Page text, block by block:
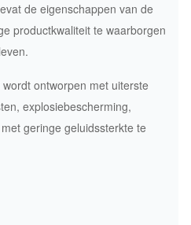
de eigenschappen van de
productkwaliteit te waarborgen
ontworpen met uiterste
explosiebescherming,
geringe geluidssterkte te